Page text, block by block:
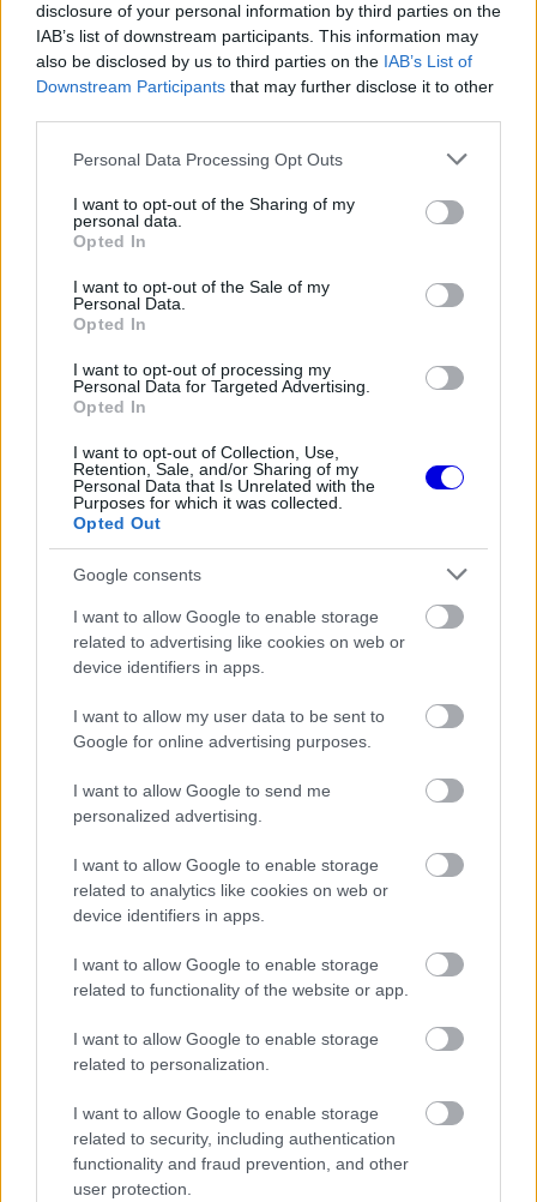
disclosure of your personal information by third parties on the
IAB’s list of downstream participants. This information may
also be disclosed by us to third parties on the IAB’s List of
Downstream Participants that may further disclose it to other
Please note that this website/app uses one or more Google
not limited to your visit or usage behaviour. You may click to
grant or deny consent to Google and its third-party tags to
use your data for below specified purposes in below Google
consent section.
Personal Data Processing Opt Outs
I want to opt-out of the Sharing of my
personal data.
Opted In
I want to opt-out of the Sale of my
Personal Data.
Opted In
I want to opt-out of processing my
Personal Data for Targeted Advertising.
Opted In
I want to opt-out of Collection, Use,
Retention, Sale, and/or Sharing of my
Personal Data that Is Unrelated with the
Purposes for which it was collected.
Opted Out
Google consents
I want to allow Google to enable storage
related to advertising like cookies on web or
device identifiers in apps.
I want to allow my user data to be sent to
Google for online advertising purposes.
I want to allow Google to send me
personalized advertising.
I want to allow Google to enable storage
related to analytics like cookies on web or
device identifiers in apps.
I want to allow Google to enable storage
related to functionality of the website or app.
I want to allow Google to enable storage
related to personalization.
I want to allow Google to enable storage
related to security, including authentication
functionality and fraud prevention, and other
user protection.
nyilatkozott, és elmondta, hogy szerinte Cunoda a
sebessége alapján megérdemel egy helyet a
mezőnyben.
Player
This
modal
window.
The media could not be loaded, either because
the server or network failed or because the format
„Őszintén szólva nem figyelem a közösségi
médiát, így csak ma reggel értesültem róla. Ez
egy elképesztően tehetséges pilóta. Személy
szerint azt gondolom, hogy megérdemel egy
helyet a Forma–1-ben. Most tartalékpilótaként
fogja folytatni.”
EZEKET IS AJÁNLJUK
FORMA-1
Adrian Newey tiszta vizet öntött a
pohárba Fernando Alonso jövőjéről
A B-konstrukció csak a kezdet
volt, agresszív fejlesztési rohamot
FORMA-1